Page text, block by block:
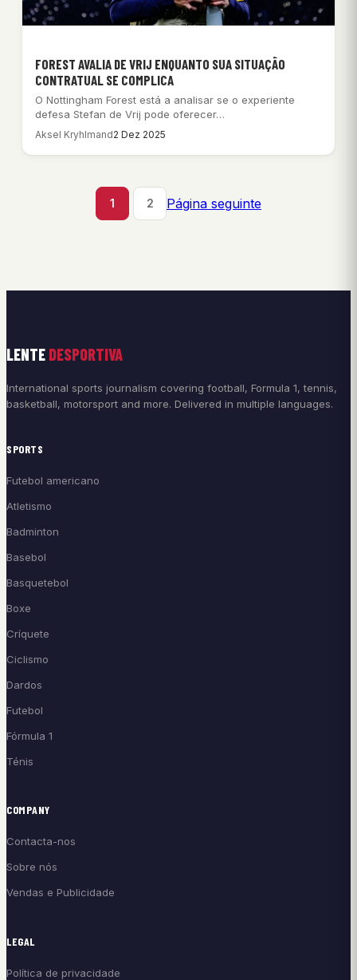
FOREST AVALIA DE VRIJ ENQUANTO SUA SITUAÇÃO
CONTRATUAL SE COMPLICA
O Nottingham Forest está a analisar se o experiente
defesa Stefan de Vrij pode oferecer…
Aksel Kryhlmand2 Dez 2025
1 2 Página seguinte
LENTE DESPORTIVA
International sports journalism covering football, Formula 1, tennis,
basketball, motorsport and more. Delivered in multiple languages.
SPORTS
Futebol americano
Atletismo
Badminton
Basebol
Basquetebol
Boxe
Críquete
Ciclismo
Dardos
Futebol
Fórmula 1
Ténis
COMPANY
Contacta-nos
Sobre nós
Vendas e Publicidade
LEGAL
Política de privacidade